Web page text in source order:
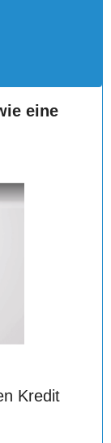
eine
Kredit